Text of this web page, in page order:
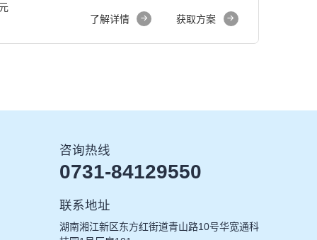
了解详情
获取方案
咨询热线
0731-84129550
联系地址
湖南湘江新区东方红街道青山路10号华宽通科